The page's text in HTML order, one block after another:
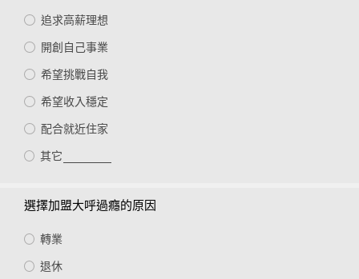
追求高薪理想
開創自己事業
希望挑戰自我
希望收入穩定
配合就近住家
其它
選擇加盟大呼過癮的原因
轉業
退休